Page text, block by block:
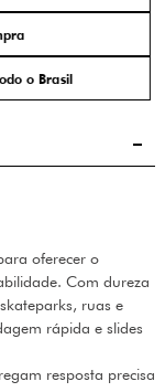
o Brasil
oferecer o
Com dureza
ruas e
rápida e slides
resposta precisa